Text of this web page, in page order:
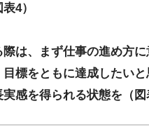
4）
は、まず仕事の進め方に
標をともに達成したいと
感を得られる状態を（図